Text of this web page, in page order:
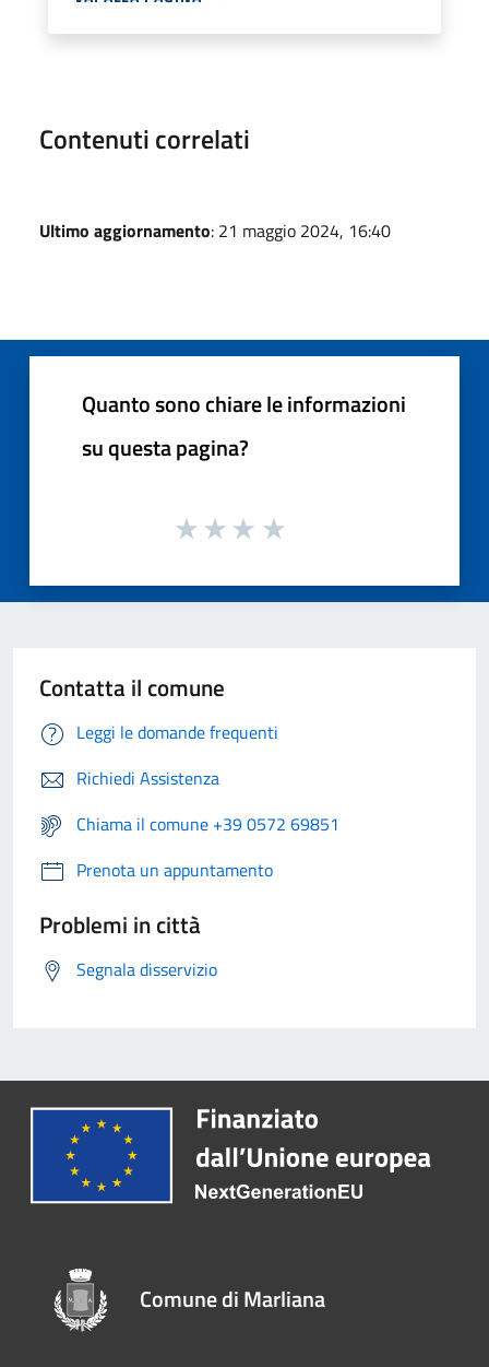
Contenuti correlati
Ultimo aggiornamento: 21 maggio 2024, 16:40
Quanto sono chiare le informazioni
su questa pagina?
Contatta il comune
Leggi le domande frequenti
Richiedi Assistenza
Chiama il comune +39 0572 69851
Prenota un appuntamento
Problemi in città
Segnala disservizio
Comune di Marliana